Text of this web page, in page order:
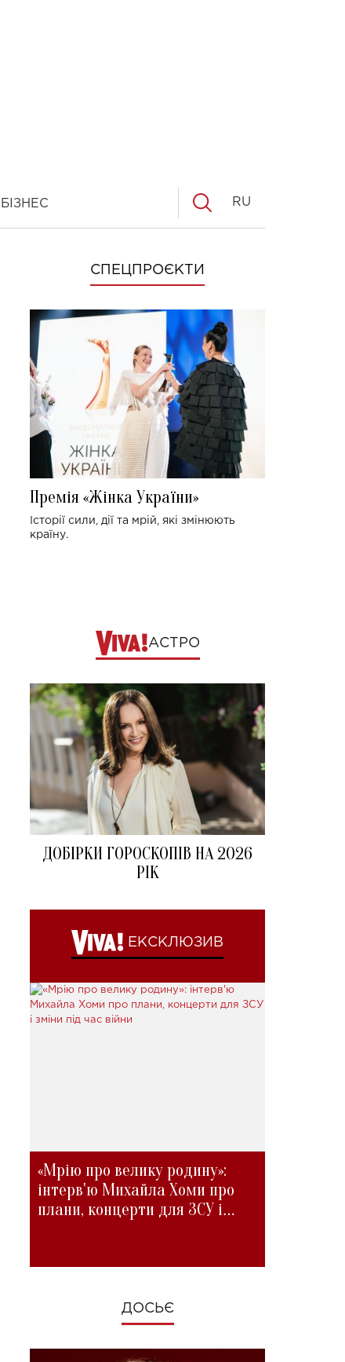
БІЗНЕС RU
СПЕЦПРОЄКТИ
Премія «Жінка України»
Історії сили, дії та мрій, які змінюють
країну.
АСТРО
ДОБІРКИ ГОРОСКОПІВ НА 2026
РІК
ЕКСКЛЮЗИВ
«Мрію про велику родину»:
інтерв'ю Михайла Хоми про
плани, концерти для ЗСУ і
ДОСЬЄ